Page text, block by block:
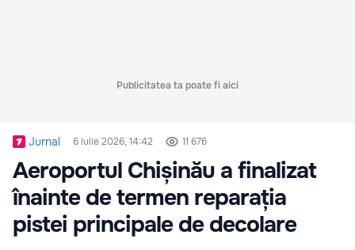
Publicitatea ta poate fi aici
Jurnal 6 iulie 2026, 14:42 11 676
Aeroportul Chișinău a finalizat
înainte de termen reparația
pistei principale de decolare